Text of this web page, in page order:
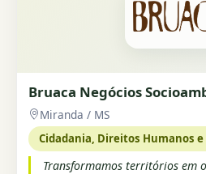
Bruaca Negócios
Miranda / MS
Cidadania, Direitos Humanos e
Transformamos territórios em